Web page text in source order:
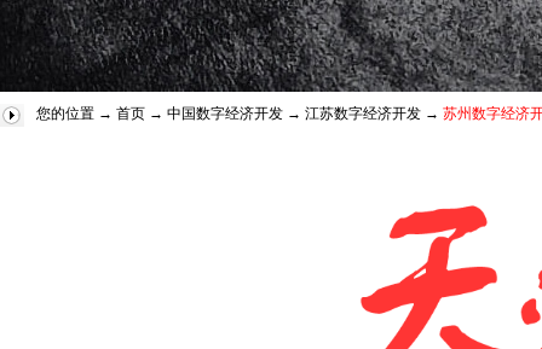
您的位置 → 首页 → 中国数字经济开发 → 江苏数字经济开发 → 苏州数字经济